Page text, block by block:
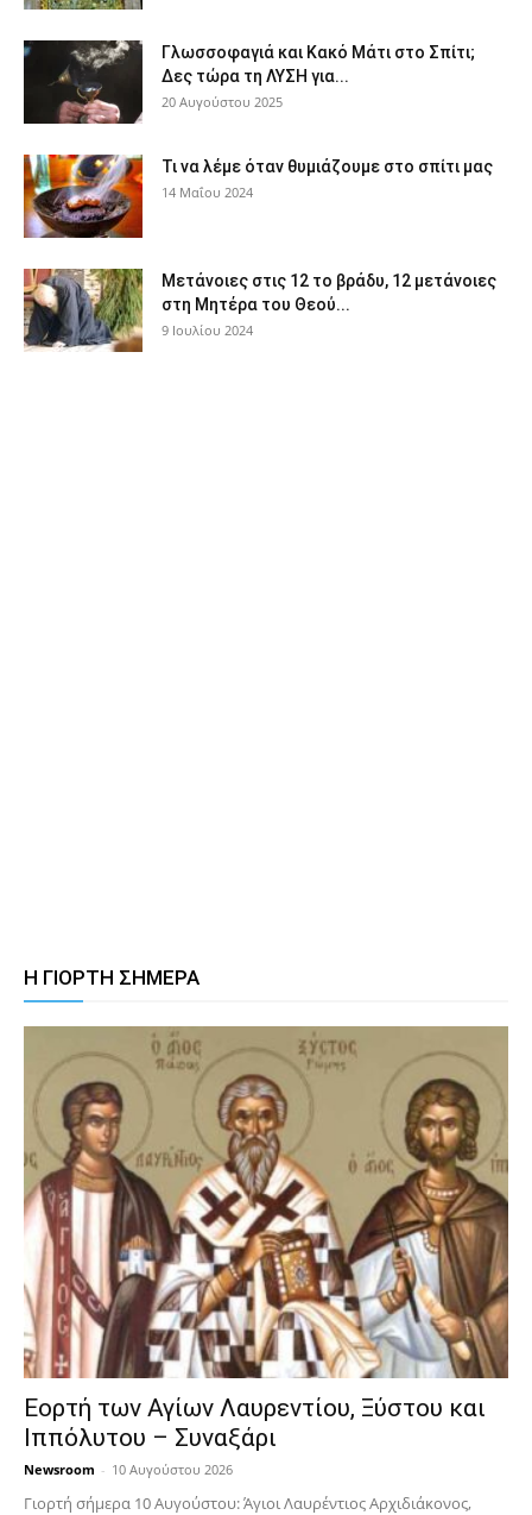
Γλωσσοφαγιά και Κακό Μάτι στο Σπίτι;
Δες τώρα τη ΛΥΣΗ για...
20 Αυγούστου 2025
Τι να λέμε όταν θυμιάζουμε στο σπίτι μας
14 Μαΐου 2024
Μετάνοιες στις 12 το βράδυ, 12 μετάνοιες
στη Μητέρα του Θεού...
9 Ιουλίου 2024
Η ΓΙΟΡΤΗ ΣΗΜΕΡΑ
Εορτή των Αγίων Λαυρεντίου, Ξύστου και
Ιππόλυτου – Συναξάρι
Newsroom - 10 Αυγούστου 2026
Γιορτή σήμερα 10 Αυγούστου: Άγιοι Λαυρέντιος Αρχιδιάκονος,